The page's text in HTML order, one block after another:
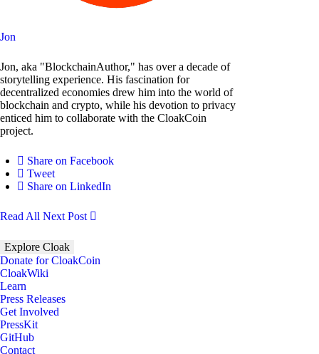
Jon
Jon, aka "BlockchainAuthor," has over a decade of
storytelling experience. His fascination for
decentralized economies drew him into the world of
blockchain and crypto, while his devotion to privacy
enticed him to collaborate with the CloakCoin
project.
Share on Facebook
Tweet
Share on LinkedIn
Read All Next Post
Explore Cloak
Donate for CloakCoin
CloakWiki
Learn
Press Releases
Get Involved
PressKit
GitHub
Contact